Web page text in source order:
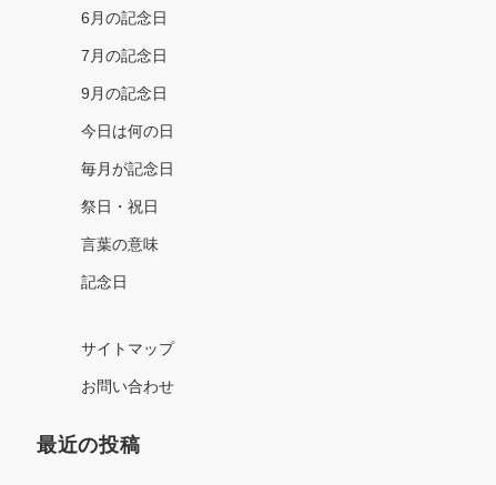
6月の記念日
7月の記念日
9月の記念日
今日は何の日
毎月が記念日
祭日・祝日
言葉の意味
記念日
サイトマップ
お問い合わせ
最近の投稿